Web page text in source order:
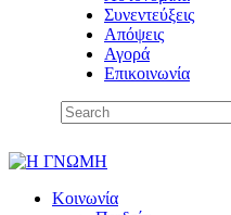
Συνεντεύξεις
Απόψεις
Αγορά
Επικοινωνία
Κοινωνία